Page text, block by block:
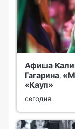
Афиша
Гагарина,
«Кауп»
сегодня